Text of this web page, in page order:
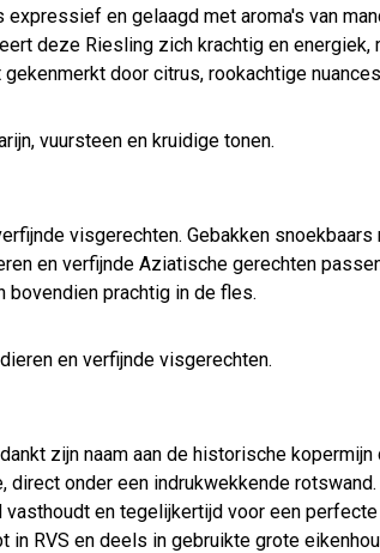
en gelaagd met aroma's van
deze Riesling zich krachtig en
door citrus, rookachtige
vuursteen en kruidige tonen.
visgerechten. Gebakken
en verfijnde Aziatische gerechten
bovendien prachtig in de fles.
en verfijnde visgerechten.
zijn naam aan de historische
onder een indrukwekkende
en tegelijkertijd voor een
RVS en deels in gebruikte grote